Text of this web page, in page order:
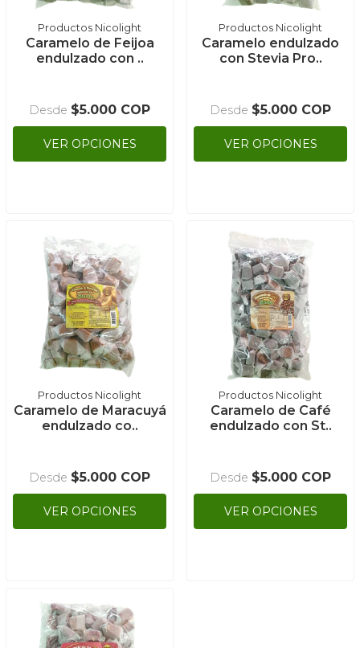
Productos Nicolight
Caramelo de Feijoa
endulzado con ..
Desde $5.000 COP
VER OPCIONES
Productos Nicolight
Caramelo endulzado
con Stevia Pro..
Desde $5.000 COP
VER OPCIONES
Productos Nicolight
Caramelo de Maracuyá
endulzado co..
Desde $5.000 COP
VER OPCIONES
Productos Nicolight
Caramelo de Café
endulzado con St..
Desde $5.000 COP
VER OPCIONES